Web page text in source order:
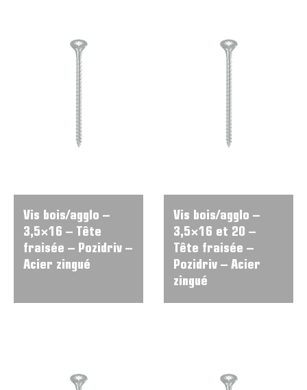
Vis bois/agglo –
3,5×16 – Tête
fraisée – Pozidriv –
Acier zingué
Vis bois/agglo –
3,5×16 et 20 –
Tête fraisée –
Pozidriv – Acier
zingué